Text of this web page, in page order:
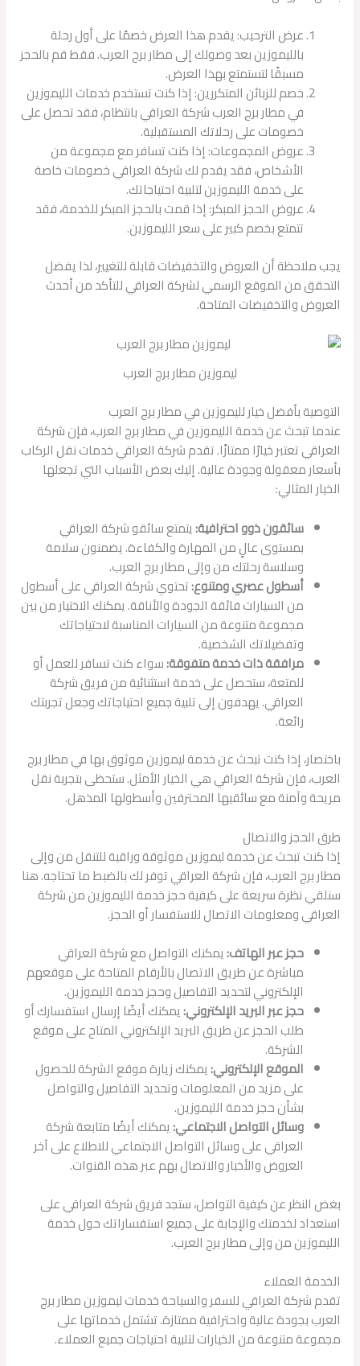
عرض الترحيب: يقدم هذا العرض خصمًا على أول رحلة
بالليموزين بعد وصولك إلى مطار برج العرب. فقط قم بالحجز
مسبقًا لتستمتع بهذا العرض.
خصم للزبائن المتكررين: إذا كنت تستخدم خدمات الليموزين
في مطار برج العرب شركة العراقي بانتظام، فقد تحصل على
خصومات على رحلاتك المستقبلية.
عروض المجموعات: إذا كنت تسافر مع مجموعة من
الأشخاص، فقد يقدم لك شركة العراقي خصومات خاصة
على خدمة الليموزين لتلبية احتياجاتك.
عروض الحجز المبكر: إذا قمت بالحجز المبكر للخدمة، فقد
تتمتع بخصم كبير على سعر الليموزين.
يجب ملاحظة أن العروض والتخفيضات قابلة للتغيير، لذا يفضل
التحقق من الموقع الرسمي لشركة العراقي للتأكد من أحدث
العروض والتخفيضات المتاحة.
ليموزين مطار برج العرب
التوصية بأفضل خيار لليموزين في مطار برج العرب
عندما تبحث عن خدمة الليموزين في مطار برج العرب، فإن شركة
العراقي تعتبر خيارًا ممتازًا. تقدم شركة العراقي خدمات نقل الركاب
بأسعار معقولة وجودة عالية. إليك بعض الأسباب التي تجعلها
الخيار المثالي:
سائقون ذوو احترافية:يتمتع سائقو شركة العراقي
بمستوى عالٍ من المهارة والكفاءة. يضمنون سلامة
وسلاسة رحلتك من وإلى مطار برج العرب.
أسطول عصري ومتنوع:تحتوي شركة العراقي على أسطول
من السيارات فائقة الجودة والأناقة. يمكنك الاختيار من بين
مجموعة متنوعة من السيارات المناسبة لاحتياجاتك
وتفضيلاتك الشخصية.
مرافقة ذات خدمة متفوقة:سواء كنت تسافر للعمل أو
للمتعة، ستحصل على خدمة استثنائية من فريق شركة
العراقي. يهدفون إلى تلبية جميع احتياجاتك وجعل تجربتك
رائعة.
باختصار، إذا كنت تبحث عن خدمة ليموزين موثوق بها في مطار برج
العرب، فإن شركة العراقي هي الخيار الأمثل. ستحظى بتجربة نقل
مريحة وآمنة مع سائقيها المحترفين وأسطولها المذهل.
طرق الحجز والاتصال
إذا كنت تبحث عن خدمة ليموزين موثوقة وراقية للتنقل من وإلى
مطار برج العرب، فإن شركة العراقي توفر لك بالضبط ما تحتاجه. هنا
سنلقي نظرة سريعة على كيفية حجز خدمة الليموزين من شركة
العراقي ومعلومات الاتصال للاستفسار أو الحجز.
حجز عبر الهاتف:يمكنك التواصل مع شركة العراقي
مباشرة عن طريق الاتصال بالأرقام المتاحة على موقعهم
الإلكتروني لتحديد التفاصيل وحجز خدمة الليموزين.
حجز عبر البريد الإلكتروني:يمكنك أيضًا إرسال استفسارك أو
طلب الحجز عن طريق البريد الإلكتروني المتاح على موقع
الشركة.
الموقع الإلكتروني:يمكنك زيارة موقع الشركة للحصول
على مزيد من المعلومات وتحديد التفاصيل والتواصل
بشأن حجز خدمة الليموزين.
وسائل التواصل الاجتماعي:يمكنك أيضًا متابعة شركة
العراقي على وسائل التواصل الاجتماعي للاطلاع على آخر
العروض والأخبار والاتصال بهم عبر هذه القنوات.
بغض النظر عن كيفية التواصل، ستجد فريق شركة العراقي على
استعداد لخدمتك والإجابة على جميع استفساراتك حول خدمة
الليموزين من وإلى مطار برج العرب.
الخدمة العملاء
تقدم شركة العراقي للسفر والسياحة خدمات ليموزين مطار برج
العرب بجودة عالية واحترافية ممتازة. تشتمل خدماتها على
مجموعة متنوعة من الخيارات لتلبية احتياجات جميع العملاء.